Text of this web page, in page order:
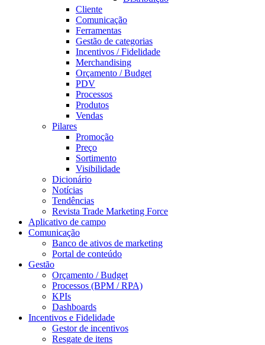
Cliente
Comunicação
Ferramentas
Gestão de categorias
Incentivos / Fidelidade
Merchandising
Orçamento / Budget
PDV
Processos
Produtos
Vendas
Pilares
Promoção
Preço
Sortimento
Visibilidade
Dicionário
Notícias
Tendências
Revista Trade Marketing Force
Aplicativo de campo
Comunicação
Banco de ativos de marketing
Portal de conteúdo
Gestão
Orçamento / Budget
Processos (BPM / RPA)
KPIs
Dashboards
Incentivos e Fidelidade
Gestor de incentivos
Resgate de itens